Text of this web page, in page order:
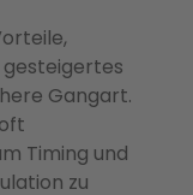
Gangart.
Timing und
zu